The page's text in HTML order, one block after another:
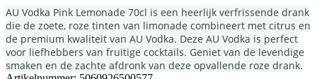
AU Vodka Pink Lemonade 70cl is een heerlijk verfrissende drank
die de zoete, roze tinten van limonade combineert met citrus en
de premium kwaliteit van AU Vodka. Deze AU Vodka is perfect
voor liefhebbers van fruitige cocktails. Geniet van de levendige
smaken en de zachte afdronk van deze opvallende roze drank.